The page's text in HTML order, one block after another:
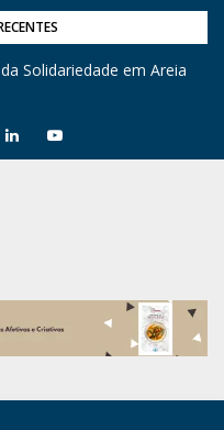
Solidariedade em Areia